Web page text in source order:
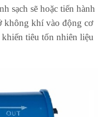
sạch sẽ hoặc tiến hành
không khí vào động cơ
tiêu tốn nhiên liệu